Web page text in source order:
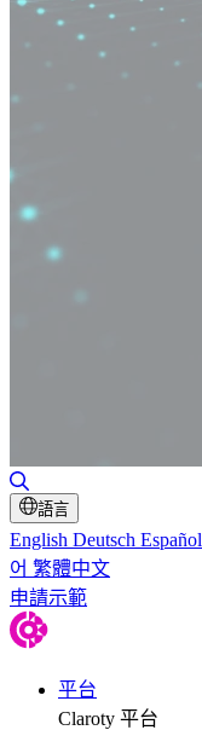
切換搜尋
語言
English Deutsch Español
어 繁體中文
申請示範
平台
Claroty 平台